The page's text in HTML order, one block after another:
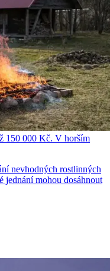
150 000 Kč. V horším
nevhodných rostlinných
jednání mohou dosáhnout